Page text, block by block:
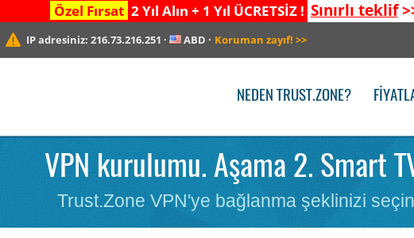
Özel Fırsat 2 Yıl Alın + 1 Yıl ÜCRETSİZ ! Sınırlı teklif
IP adresiniz:216.73.216.251 · ABD · Koruman zayıf! >>
NEDEN TRUST.ZONE?
VPN kurulumu. Aşama 2. Smart
Trust.Zone VPN'ye bağlanma şeklinizi seçin